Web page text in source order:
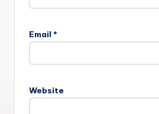
Email *
Website